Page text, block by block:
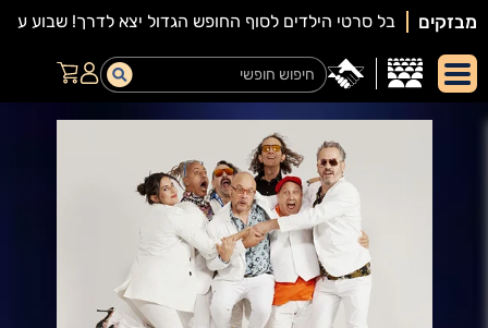
מבזקים
תיאור
המופע: